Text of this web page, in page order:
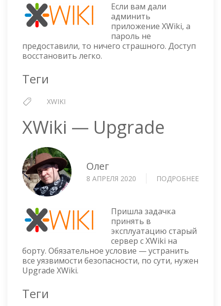
ВОЙТИ
ПОД
АДМИНОМ
Если вам дали
админить
приложение XWiki, а
пароль не
предоставили, то ничего страшного. Доступ
восстановить легко.
Теги
XWIKI
XWiki — Upgrade
Олег
8 АПРЕЛЯ 2020 ПОДРОБНЕЕ
Пришла задачка
принять в
эксплуатацию старый
сервер с XWiki на
борту. Обязательное условие — устранить
все уязвимости безопасности, по сути, нужен
Upgrade XWiki.
Теги